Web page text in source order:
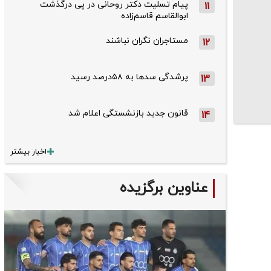
11
پیام تسلیت دکتر روحانی در پی درگذشت
ابوالقاسم قاسم‌زاده
12 مستاجران نگران نباشند
13 پرشدگی سدها به ۵۸درصد رسید
14 قانون جدید بازنشستگی اعلام شد
اخبار بیشتر
عناوین برگزیده